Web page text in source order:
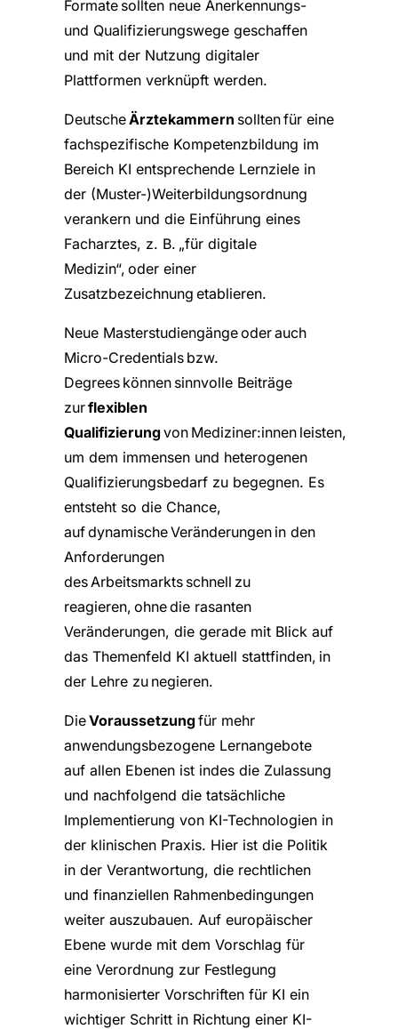
Formate sollten neue Anerkennungs-
und Qualifizierungswege geschaffen
und mit der Nutzung digitaler
Plattformen verknüpft werden.
DeutscheÄrztekammern sollten für eine
fachspezifische Kompetenzbildung im
Bereich KI entsprechende Lernziele in
der (Muster-)Weiterbildungsordnung
verankern und die Einführung eines
Facharztes, z. B. „für digitale
Medizin“, oder einer
Zusatzbezeichnung etablieren.
Neue Masterstudiengänge oder auch
Micro-Credentials bzw.
Degrees können sinnvolle Beiträge
zurflexiblen
Qualifizierungvon Mediziner:innen leisten,
um dem immensen und heterogenen
Qualifizierungsbedarf zu begegnen. Es
entsteht so die Chance,
auf dynamische Veränderungen in den
Anforderungen
des Arbeitsmarkts schnell zu
reagieren, ohne die rasanten
Veränderungen, die gerade mit Blick auf
das Themenfeld KI aktuell stattfinden, in
der Lehre zu negieren.
DieVoraussetzungfür mehr
anwendungsbezogene Lernangebote
auf allen Ebenen ist indes die Zulassung
und nachfolgend die tatsächliche
Implementierung von KI-Technologien in
der klinischen Praxis. Hier ist die Politik
in der Verantwortung, die rechtlichen
und finanziellen Rahmenbedingungen
weiter auszubauen. Auf europäischer
Ebene wurde mit dem Vorschlag für
eine Verordnung zur Festlegung
harmonisierter Vorschriften für KI ein
wichtiger Schritt in Richtung einer KI-